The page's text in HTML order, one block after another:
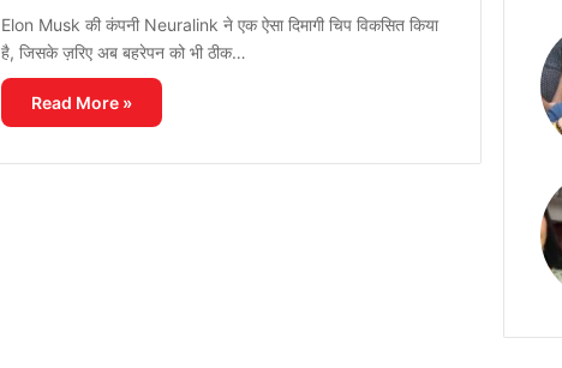
Elon Musk की कंपनी Neuralink ने एक ऐसा दिमागी चिप विकसित किया
है, जिसके ज़रिए अब बहरेपन को भी ठीक…
Read More »